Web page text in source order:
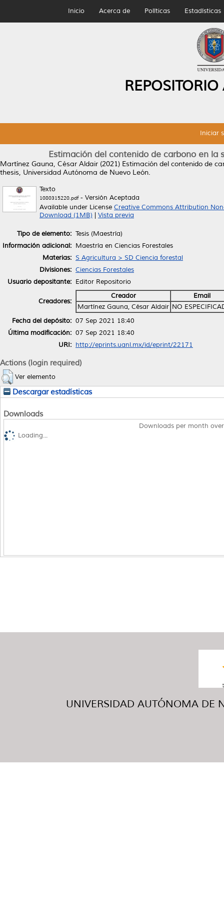
Inicio Acerca de Políticas Estadísticas
Iniciar
Estimación del contenido de carbono en la
Martínez Gauna, César Aldair (2021) Estimación del contenido de
thesis, Universidad Autónoma de Nuevo León.
Texto
1080315220.pdf- Versión Aceptada
Available under License Creative Commons Attribution
Download (1MB)
Vista previa
Tipo de elemento: Tesis (Maestría)
Información adicional: Maestría en Ciencias Forestales
Materias: S Agricultura > SD Ciencia forestal
Divisiones: Ciencias Forestales
Usuario depositante: Editor Repositorio
Creadores:
Creador
Email
Martínez Gauna, César Aldair NO
Fecha del depósito: 07 Sep 2021 18:40
Última modificación: 07 Sep 2021 18:40
URI: http://eprints.uanl.mx/id/eprint/22171
Actions (login required)
Ver elemento
Descargar estadísticas
Downloads
Downloads per month
Loading...
UNIVERSIDAD AUTÓNOMA DE